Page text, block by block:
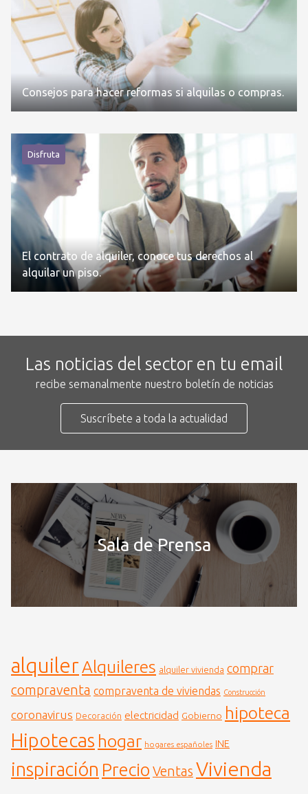
Consejos para hacer reformas si alquilas o compras.
Disfruta
El contrato de alquiler, conoce tus derechos al
alquilar un piso.
Las noticias del sector en tu email
recibe semanalmente nuestro boletín de noticias
Suscríbete a toda la actualidad
Sala de Prensa
alquiler Alquileres alquiler vivienda comprar
compraventa compraventa de viviendas Construcción
coronavirus Decoración electricidad Gobierno hipoteca
Hipotecas hogar hogares españoles INE
inspiración Precio Ventas Vivienda